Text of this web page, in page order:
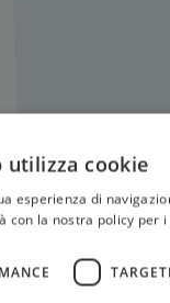
utilizza cookie
esperienza di
con la nostra policy per i